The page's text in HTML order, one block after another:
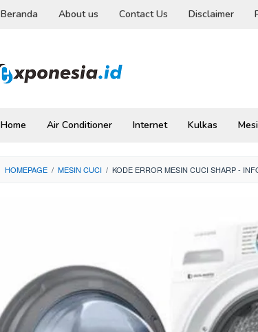
Beranda About us Contact Us Disclaimer
Home Air Conditioner Internet Kulkas
HOMEPAGE / MESIN CUCI / KODE ERROR MESIN CUCI SHARP -